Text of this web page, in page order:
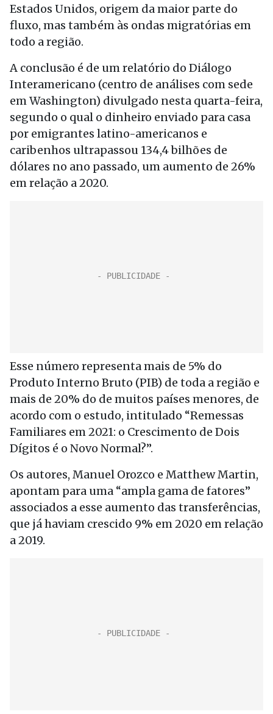
Estados Unidos, origem da maior parte do
fluxo, mas também às ondas migratórias em
todo a região.
A conclusão é de um relatório do Diálogo
Interamericano (centro de análises com sede
em Washington) divulgado nesta quarta-feira,
segundo o qual o dinheiro enviado para casa
por emigrantes latino-americanos e
caribenhos ultrapassou 134,4 bilhões de
dólares no ano passado, um aumento de 26%
em relação a 2020.
Esse número representa mais de 5% do
Produto Interno Bruto (PIB) de toda a região e
mais de 20% do de muitos países menores, de
acordo com o estudo, intitulado “Remessas
Familiares em 2021: o Crescimento de Dois
Dígitos é o Novo Normal?”.
Os autores, Manuel Orozco e Matthew Martin,
apontam para uma “ampla gama de fatores”
associados a esse aumento das transferências,
que já haviam crescido 9% em 2020 em relação
a 2019.